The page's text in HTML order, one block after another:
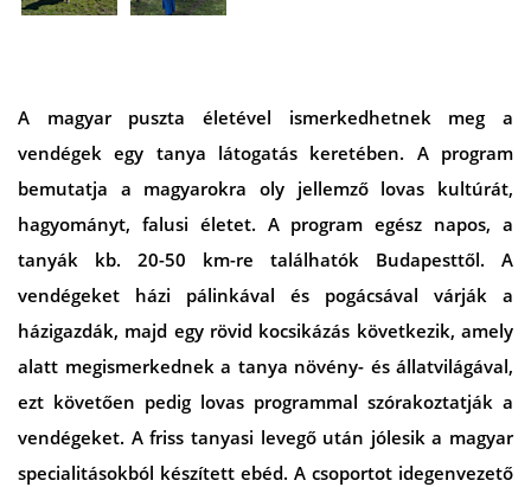
A magyar puszta életével ismerkedhetnek meg a
vendégek egy tanya látogatás keretében. A program
bemutatja a magyarokra oly jellemző lovas kultúrát,
hagyományt, falusi életet. A program egész napos, a
tanyák kb. 20-50 km-re találhatók Budapesttől. A
vendégeket házi pálinkával és pogácsával várják a
házigazdák, majd egy rövid kocsikázás következik, amely
alatt megismerkednek a tanya növény- és állatvilágával,
ezt követően pedig lovas programmal szórakoztatják a
vendégeket. A friss tanyasi levegő után jólesik a magyar
specialitásokból készített ebéd. A csoportot idegenvezető